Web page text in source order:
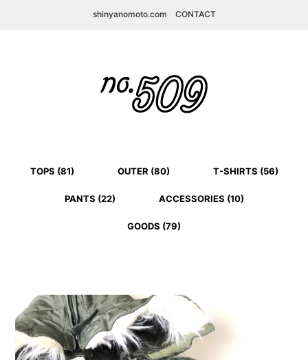
shinyanomoto.com CONTACT
TOPS (81) OUTER (80) T-SHIRTS (56)
PANTS (22) ACCESSORIES (10)
GOODS (79)